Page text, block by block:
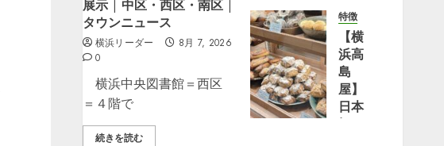
展示 | 中区・西区・南区 |
タウンニュース
横浜リーダー
8月 7, 2026
0
横浜中央図書館＝西区
＝４階で
続きを読む
SPORTS
FESTIVAL
’26』
2026
年10
月17
日
横浜
事業
所 |
都筑
区
8月 2,
特徴
【横
浜高
島
屋】
日本
橋の